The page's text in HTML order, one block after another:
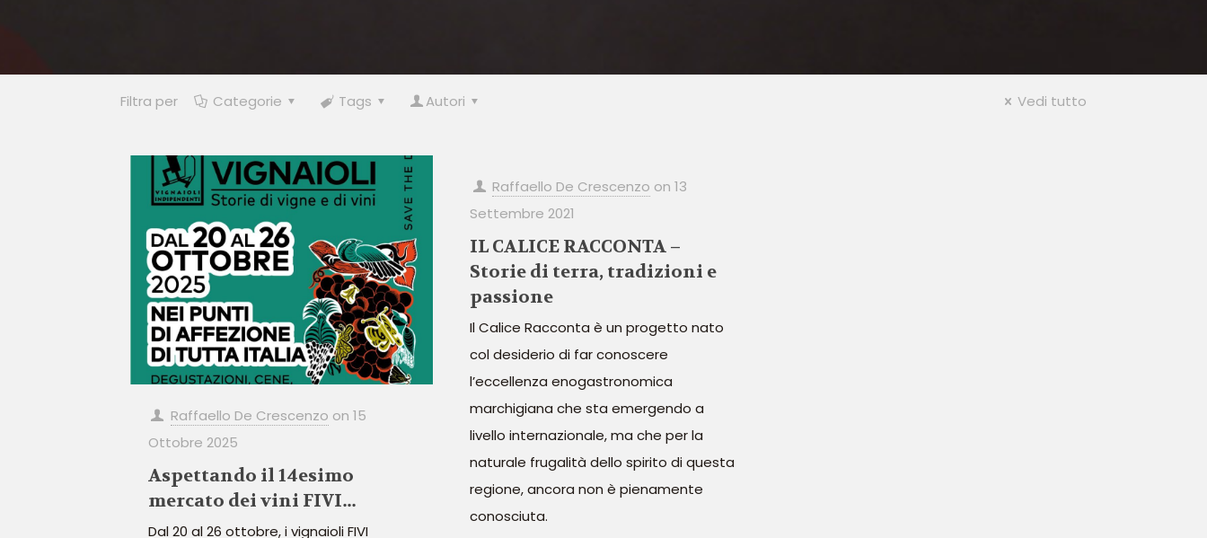
Filtra per Categorie Tags Autori Vedi tutto
Raffaello De Crescenzo on 15
Ottobre 2025
Aspettando il 14esimo
mercato dei vini FIVI…
Dal 20 al 26 ottobre, i vignaioli FIVI
Raffaello De Crescenzo on13
Settembre 2021
IL CALICE RACCONTA –
Storie di terra, tradizioni e
passione
Il Calice Racconta è un progetto nato
col desiderio di far conoscere
l’eccellenza enogastronomica
marchigiana che sta emergendo a
livello internazionale, ma che per la
naturale frugalità dello spirito di questa
regione, ancora non è pienamente
conosciuta.